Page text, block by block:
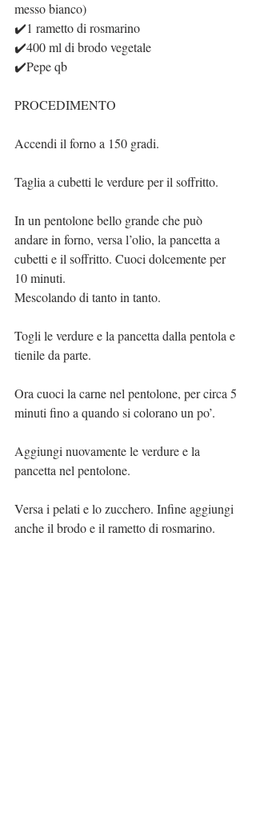
messo bianco)
✔️1 rametto di rosmarino
✔️400 ml di brodo vegetale
✔️Pepe qb
PROCEDIMENTO
Accendi il forno a 150 gradi.
Taglia a cubetti le verdure per il soffritto.
In un pentolone bello grande che può
andare in forno, versa l’olio, la pancetta a
cubetti e il soffritto. Cuoci dolcemente per
10 minuti.
Mescolando di tanto in tanto.
Togli le verdure e la pancetta dalla pentola e
tienile da parte.
Ora cuoci la carne nel pentolone, per circa 5
minuti fino a quando si colorano un po’.
Aggiungi nuovamente le verdure e la
pancetta nel pentolone.
Versa i pelati e lo zucchero. Infine aggiungi
anche il brodo e il rametto di rosmarino.